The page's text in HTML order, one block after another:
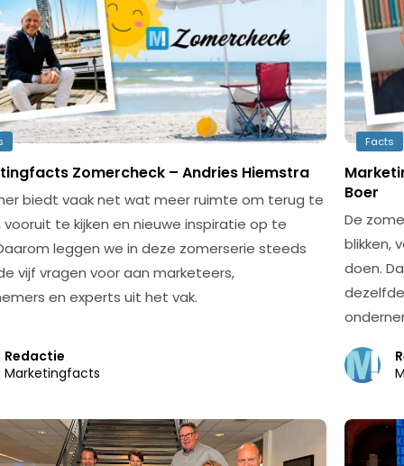
Zomercheck – Andries Hiemstra
biedt vaak net wat meer ruimte om terug te
vooruit te kijken en nieuwe inspiratie op te
leggen we in deze zomerserie steeds
vijf vragen voor aan marketeers,
en experts uit het vak.
Redactie
Marketingfacts
Facts
Boer
De
blikken,
doen.